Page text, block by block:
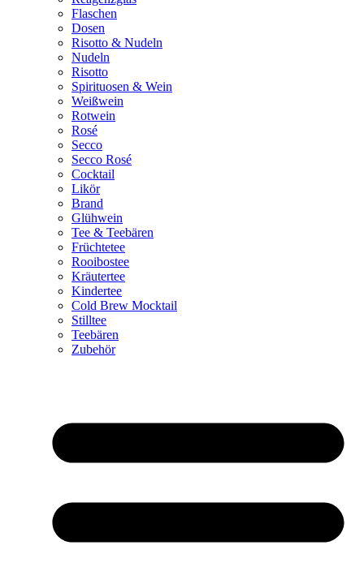
Flaschen
Dosen
Risotto & Nudeln
Nudeln
Risotto
Spirituosen & Wein
Weißwein
Rotwein
Rosé
Secco
Secco Rosé
Cocktail
Likör
Brand
Glühwein
Tee & Teebären
Früchtetee
Rooibostee
Kräutertee
Kindertee
Cold Brew Mocktail
Stilltee
Teebären
Zubehör